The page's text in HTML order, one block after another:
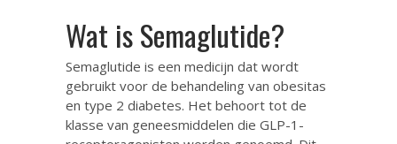
Wat is Semaglutide?
Semaglutide is een medicijn dat wordt
gebruikt voor de behandeling van obesitas
en type 2 diabetes. Het behoort tot de
klasse van geneesmiddelen die GLP-1-